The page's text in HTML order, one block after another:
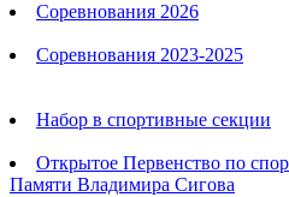
Соревнования 2026
Соревнования 2023-2025
Набор в спортивные секции
Открытое Первенство по
Памяти Владимира Сигова